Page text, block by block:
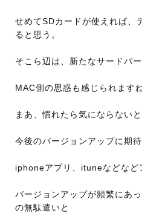
せめてSDカードが使えれば、
ると思う。
そこら辺は、新たなサードパ
MAC側の思惑も感じられますね
まあ、慣れたら気にならないと
今後のバージョンアップに期待
iphoneアプリ、ituneなどなど
バージョンアップが頻繁にあ
の無駄遣いと